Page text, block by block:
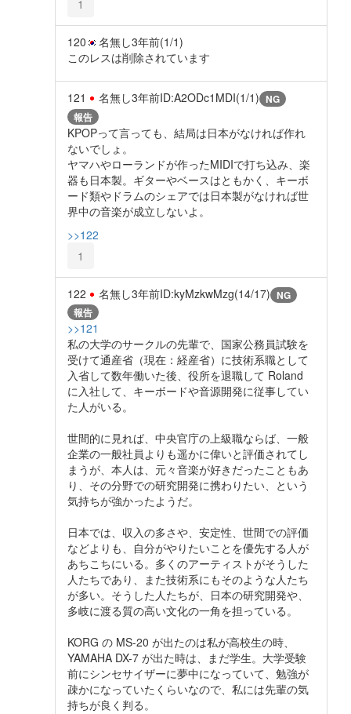
1
120 名無し3年前(1/1)
このレスは削除されています
121 名無し3年前ID:A2ODc1MDI(1/1) NG
報告
KPOPって言っても、結局は日本がなければ作れ
ないでしょ。
ヤマハやローランドが作ったMIDIで打ち込み、楽
器も日本製。ギターやベースはともかく、キーボ
ード類やドラムのシェアでは日本製がなければ世
界中の音楽が成立しないよ。
>>122
1
122 名無し3年前ID:kyMzkwMzg(14/17) NG
報告
>>121
私の大学のサークルの先輩で、国家公務員試験を
受けて通産省（現在：経産省）に技術系職として
入省して数年働いた後、役所を退職して Roland
に入社して、キーボードや音源開発に従事してい
た人がいる。
世間的に見れば、中央官庁の上級職ならば、一般
企業の一般社員よりも遥かに偉いと評価されてし
まうが、本人は、元々音楽が好きだったこともあ
り、その分野での研究開発に携わりたい、という
気持ちが強かったようだ。
日本では、収入の多さや、安定性、世間での評価
などよりも、自分がやりたいことを優先する人が
あちこちにいる。多くのアーティストがそうした
人たちであり、また技術系にもそのような人たち
が多い。そうした人たちが、日本の研究開発や、
多岐に渡る質の高い文化の一角を担っている。
KORG の MS-20 が出たのは私が高校生の時、
YAMAHA DX-7 が出た時は、まだ学生。大学受験
前にシンセサイザーに夢中になっていて、勉強が
疎かになっていたくらいなので、私には先輩の気
持ちが良く判る。